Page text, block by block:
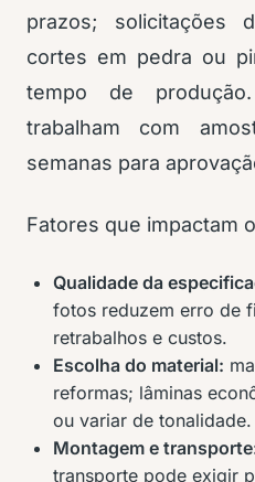
prazos; solicitações
cortes em pedra ou
tempo de
trabalham com
semanas para
Fatores que impactam
Qualidade da
fotos reduzem erro de
retrabalhos e custos.
Escolha do material:
reformas; lâminas
ou variar de tonalidade.
Montagem e
transporte pode exigir